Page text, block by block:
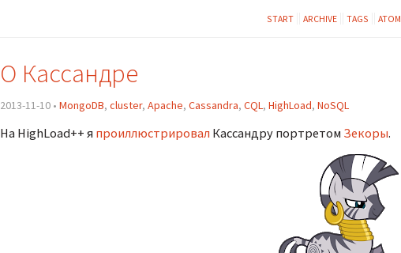
START ARCHIVE TAGS ATOM
О Кассандре
2013-11-10 •MongoDB,cluster,Apache,Cassandra,CQL,HighLoad,NoSQL
На HighLoad++ я проиллюстрировал Кассандру портретом Зекоры.